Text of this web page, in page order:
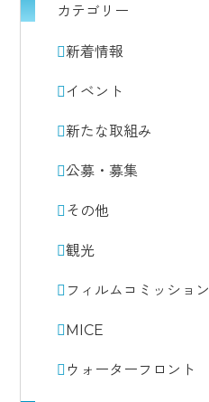
カテゴリー
新着情報
イベント
新たな取組み
公募・募集
その他
観光
フィルムコミッション
MICE
ウォーターフロント